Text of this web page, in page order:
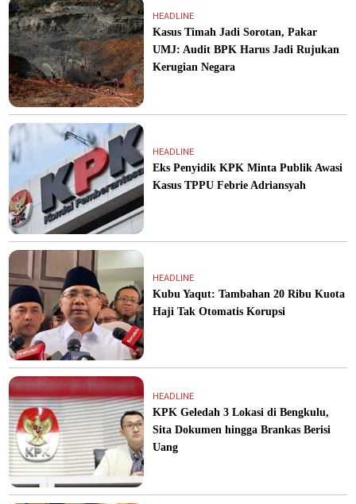
HEADLINE
Kasus Timah Jadi Sorotan, Pakar
UMJ: Audit BPK Harus Jadi Rujukan
Kerugian Negara
HEADLINE
Eks Penyidik KPK Minta Publik Awasi
Kasus TPPU Febrie Adriansyah
HEADLINE
Kubu Yaqut: Tambahan 20 Ribu Kuota
Haji Tak Otomatis Korupsi
HEADLINE
KPK Geledah 3 Lokasi di Bengkulu,
Sita Dokumen hingga Brankas Berisi
Uang